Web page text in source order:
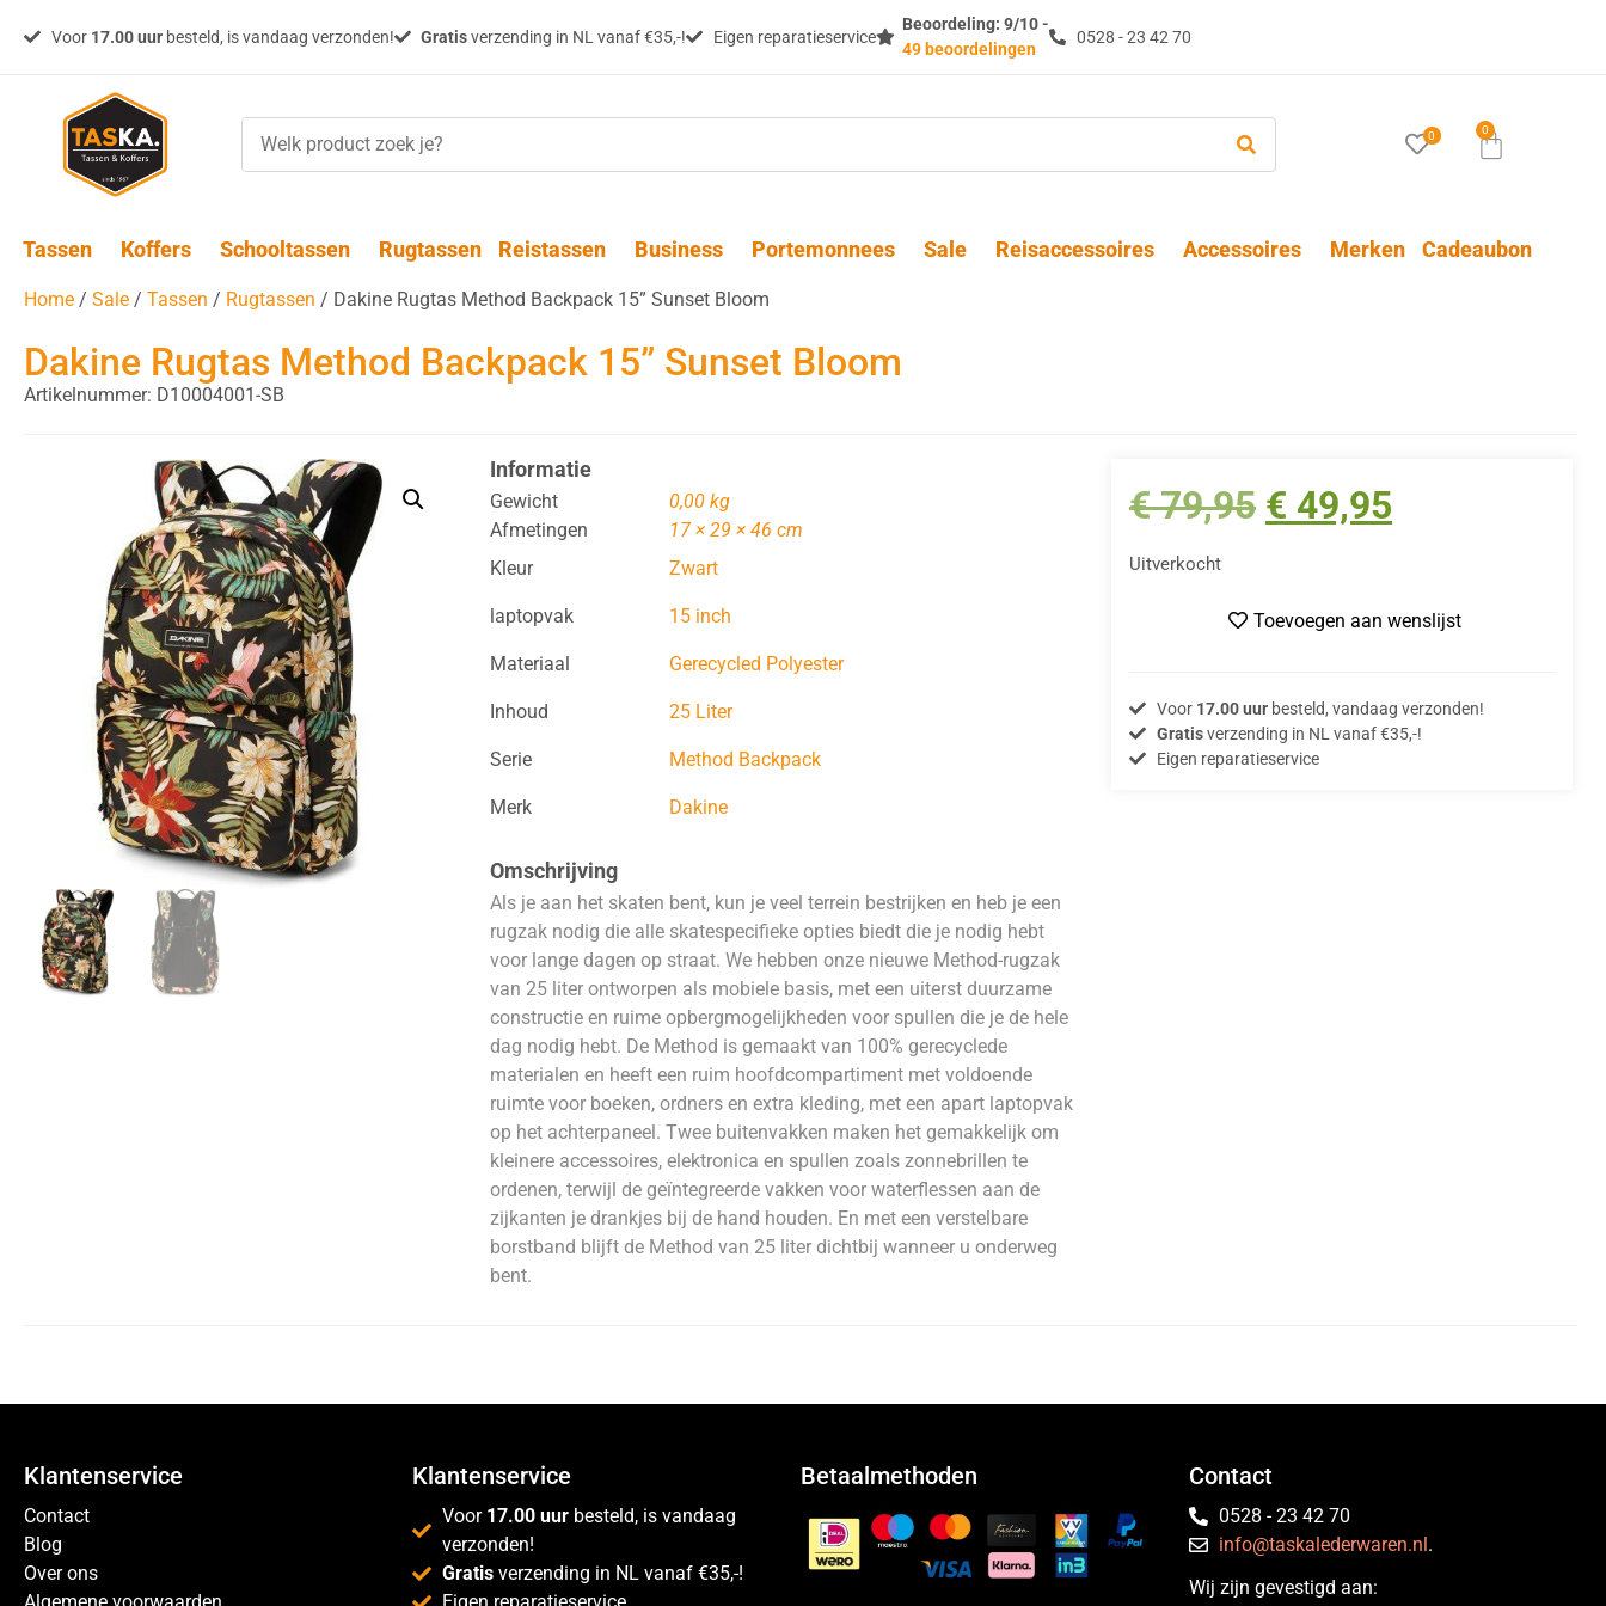
Voor 17.00 uurbesteld, is vandaag verzonden! Gratisverzending in NL vanaf €35,-! Eigen reparatieservice
Beoordeling: 9/10 -
49 beoordelingen
0528 - 23 42 70
0 0
Tassen Koffers Schooltassen Rugtassen Reistassen Business Portemonnees Sale Reisaccessoires Accessoires Merken Cadeaubon
Home / Sale / Tassen / Rugtassen / Dakine Rugtas Method Backpack 15” Sunset Bloom
Dakine Rugtas Method Backpack 15” Sunset Bloom
Artikelnummer: D10004001-SB
Informatie
Gewicht
0,00 kg
Afmetingen
17 × 29 × 46 cm
Kleur
Zwart
laptopvak 15 inch
Materiaal Gerecycled Polyester
Inhoud 25 Liter
Serie Method Backpack
Merk Dakine
Omschrijving
Als je aan het skaten bent, kun je veel terrein bestrijken en heb je een
rugzak nodig die alle skatespecifieke opties biedt die je nodig hebt
voor lange dagen op straat. We hebben onze nieuwe Method-rugzak
van 25 liter ontworpen als mobiele basis, met een uiterst duurzame
constructie en ruime opbergmogelijkheden voor spullen die je de hele
dag nodig hebt. De Method is gemaakt van 100% gerecyclede
materialen en heeft een ruim hoofdcompartiment met voldoende
ruimte voor boeken, ordners en extra kleding, met een apart laptopvak
op het achterpaneel. Twee buitenvakken maken het gemakkelijk om
kleinere accessoires, elektronica en spullen zoals zonnebrillen te
ordenen, terwijl de geïntegreerde vakken voor waterflessen aan de
zijkanten je drankjes bij de hand houden. En met een verstelbare
borstband blijft de Method van 25 liter dichtbij wanneer u onderweg
bent.
€79,95 € 49,95
Uitverkocht
Toevoegen aan wenslijst
Voor 17.00 uurbesteld, vandaag verzonden!
Gratisverzending in NL vanaf €35,-!
Eigen reparatieservice
Klantenservice
Contact
Blog
Over ons
Klantenservice
Voor 17.00 uur besteld, is vandaag
verzonden!
Gratis verzending in NL vanaf €35,-!
Betaalmethoden Contact
0528 - 23 42 70
info@taskalederwaren.nl .
Wij zijn gevestigd aan: